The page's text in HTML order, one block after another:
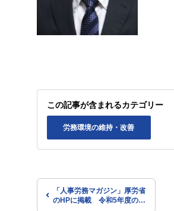
この記事が含まれるカテゴリー
労務環境の維持・改善
「人事労務マガジン」厚労省
のHPに掲載 令和5年度の年